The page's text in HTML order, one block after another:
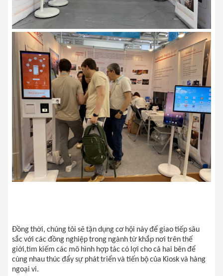
Đồng thời, chúng tôi sẽ tận dụng cơ hội này để giao tiếp sâu
sắc với các đồng nghiệp trong ngành từ khắp nơi trên thế
giới,tìm kiếm các mô hình hợp tác có lợi cho cả hai bên để
cùng nhau thúc đẩy sự phát triển và tiến bộ của Kiosk và hàng
ngoại vi.